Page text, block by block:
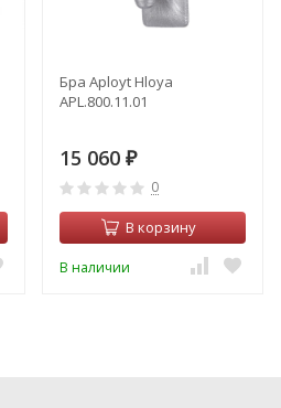
Бра Aployt Hloya
APL.800.11.01
15 060 ₽
0
В корзину
В наличии